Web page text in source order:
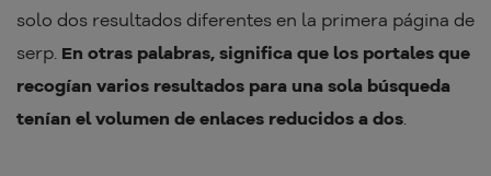
solo dos resultados diferentes en la primera página de
serp. En otras palabras, significa que los portales que
recogían varios resultados para una sola búsqueda
tenían el volumen de enlaces reducidos a dos.